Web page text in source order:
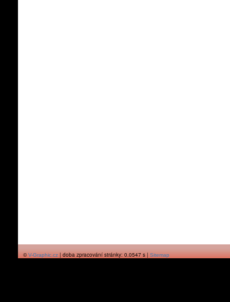
©V-Graphic.cz| doba zpracování stránky: 0.0547 s |Sitemap